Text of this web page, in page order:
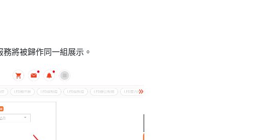
將被歸作同一組展示。